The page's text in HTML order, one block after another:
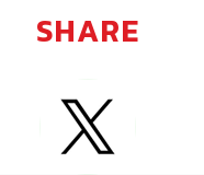
SHARE